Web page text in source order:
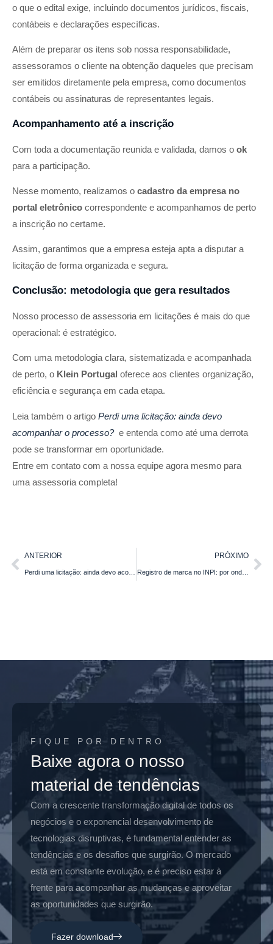
o que o edital exige, incluindo documentos jurídicos, fiscais,
contábeis e declarações específicas.
Além de preparar os itens sob nossa responsabilidade,
assessoramos o cliente na obtenção daqueles que precisam
ser emitidos diretamente pela empresa, como documentos
contábeis ou assinaturas de representantes legais.
Acompanhamento até a inscrição
Com toda a documentação reunida e validada, damos o ok
para a participação.
Nesse momento, realizamos o cadastro da empresa no
portal eletrônico correspondente e acompanhamos de perto
a inscrição no certame.
Assim, garantimos que a empresa esteja apta a disputar a
licitação de forma organizada e segura.
Conclusão: metodologia que gera resultados
Nosso processo de assessoria em licitações é mais do que
operacional: é estratégico.
Com uma metodologia clara, sistematizada e acompanhada
de perto, o Klein Portugal oferece aos clientes organização,
eficiência e segurança em cada etapa.
Leia também o artigo Perdi uma licitação: ainda devo
acompanhar o processo?e entenda como até uma derrota
pode se transformar em oportunidade.
Entre em contato com a nossa equipe agora mesmo para
uma assessoria completa!
ANTERIOR PRÓXIMO
Registro de marca no INPI: por onde começar sem erro
FIQUE POR DENTRO
Baixe agora o nosso
material de tendências
Com a crescente transformação digital de todos os
negócios e o exponencial desenvolvimento de
tecnologias disruptivas, é fundamental entender as
tendências e os desafios que surgirão. O mercado
está em constante evolução, e é preciso estar à
frente para acompanhar as mudanças e aproveitar
as oportunidades que surgirão.
Fazer download